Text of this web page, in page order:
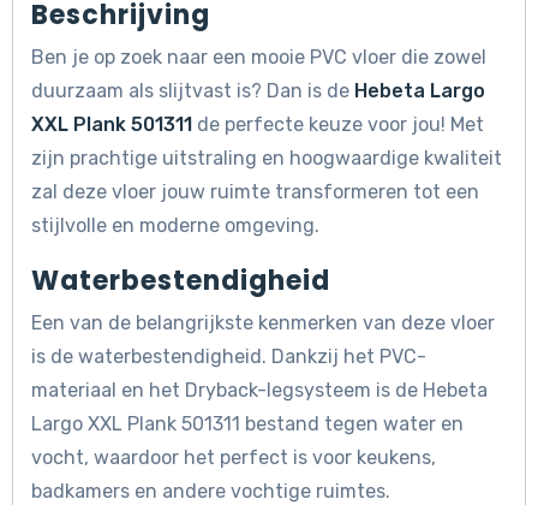
Beschrijving
Ben je op zoek naar een mooie PVC vloer die zowel
duurzaam als slijtvast is? Dan is de Hebeta Largo
XXL Plank 501311 de perfecte keuze voor jou! Met
zijn prachtige uitstraling en hoogwaardige kwaliteit
zal deze vloer jouw ruimte transformeren tot een
stijlvolle en moderne omgeving.
Waterbestendigheid
Een van de belangrijkste kenmerken van deze vloer
is de waterbestendigheid. Dankzij het PVC-
materiaal en het Dryback-legsysteem is de Hebeta
Largo XXL Plank 501311 bestand tegen water en
vocht, waardoor het perfect is voor keukens,
badkamers en andere vochtige ruimtes.